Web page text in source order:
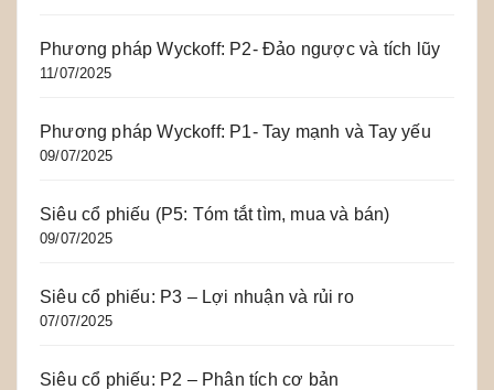
Phương pháp Wyckoff: P2- Đảo ngược và tích lũy
11/07/2025
Phương pháp Wyckoff: P1- Tay mạnh và Tay yếu
09/07/2025
Siêu cổ phiếu (P5: Tóm tắt tìm, mua và bán)
09/07/2025
Siêu cổ phiếu: P3 – Lợi nhuận và rủi ro
07/07/2025
Siêu cổ phiếu: P2 – Phân tích cơ bản